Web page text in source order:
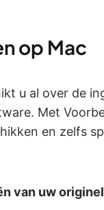
op Mac
u al over de
Met
en zelfs
van uw